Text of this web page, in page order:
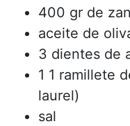
400 gr de
aceite de
3 dientes de
1 1 ramillete
laurel)
sal